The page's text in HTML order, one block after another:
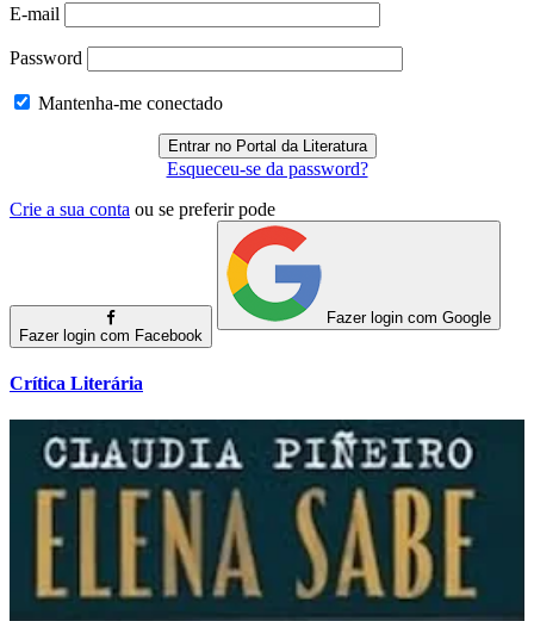
E-mail
Password
Mantenha-me conectado
Esqueceu-se da password?
Crie a sua conta ou se preferir pode
Fazer login com Facebook
Fazer login com Google
Crítica Literária